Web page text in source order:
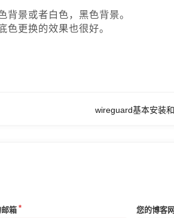
背景或者白色，黑色背景。
色更换的效果也很好。
wireguard基本安装
箱 您的博客